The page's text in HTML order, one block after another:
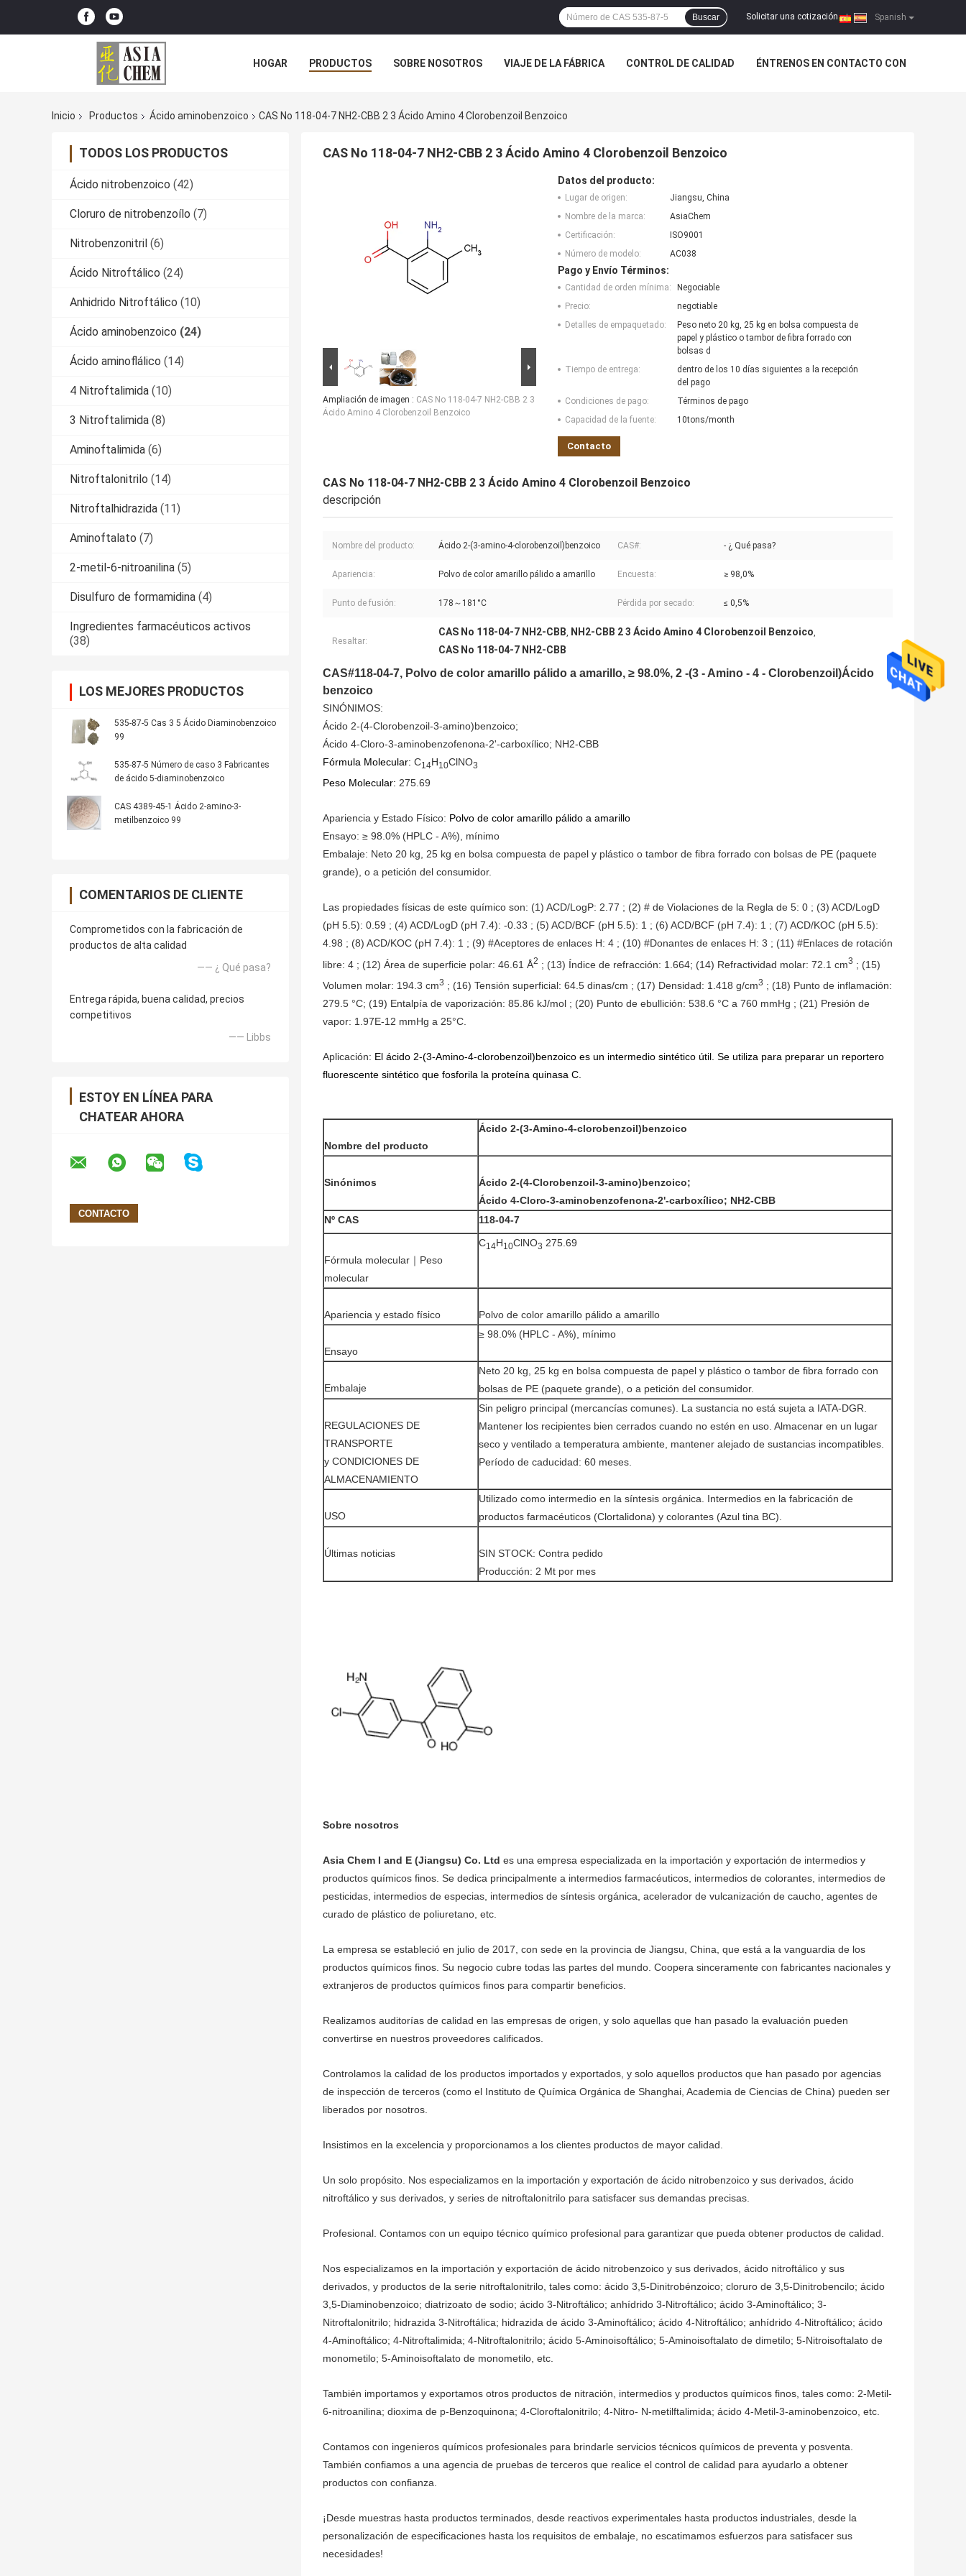
Spanish
Solicitar una cotización |
Buscar
HOGAR PRODUCTOS SOBRE NOSOTROS VIAJE DE LA FÁBRICA CONTROL DE CALIDAD ÉNTRENOS EN CONTACTO CON
Inicio
Productos Ácido aminobenzoico CAS No 118-04-7 NH2-CBB 2 3 Ácido Amino 4 Clorobenzoil Benzoico
TODOS LOS PRODUCTOS
Ácido nitrobenzoico (42)
Cloruro de nitrobenzoílo (7)
Nitrobenzonitril (6)
Ácido Nitroftálico (24)
Anhidrido Nitroftálico (10)
Ácido aminobenzoico (24)
Ácido aminoflálico (14)
4 Nitroftalimida (10)
3 Nitroftalimida (8)
Aminoftalimida (6)
Nitroftalonitrilo (14)
Nitroftalhidrazida (11)
Aminoftalato (7)
2-metil-6-nitroanilina (5)
Disulfuro de formamidina (4)
Ingredientes farmacéuticos activos
(38)
LOS MEJORES PRODUCTOS
535-87-5 Cas 3 5 Ácido Diaminobenzoico
99
535-87-5 Número de caso 3 Fabricantes
de ácido 5-diaminobenzoico
CAS 4389-45-1 Ácido 2-amino-3-
metilbenzoico 99
COMENTARIOS DE CLIENTE
Comprometidos con la fabricación de
productos de alta calidad
—— ¿ Qué pasa?
Entrega rápida, buena calidad, precios
competitivos
—— Libbs
ESTOY EN LÍNEA PARA
CHATEAR AHORA
CAS No 118-04-7 NH2-CBB 2 3 Ácido Amino 4 Clorobenzoil Benzoico
Ampliación de imagen : CAS No 118-04-7 NH2-CBB 2 3
Ácido Amino 4 Clorobenzoil Benzoico
Datos del producto:
Lugar de origen:
Jiangsu, China
Nombre de la marca:
AsiaChem
Certificación:
ISO9001
Número de modelo:
AC038
Pago y Envío Términos:
Cantidad de orden mínima:
Negociable
Precio:
negotiable
Detalles de empaquetado:
Peso neto 20 kg, 25 kg en bolsa compuesta de
papel y plástico o tambor de fibra forrado con
bolsas d
Tiempo de entrega:
dentro de los 10 días siguientes a la recepción
del pago
Condiciones de pago:
Términos de pago
Capacidad de la fuente:
10tons/month
Contacto
CAS No 118-04-7 NH2-CBB 2 3 Ácido Amino 4 Clorobenzoil Benzoico
descripción
Nombre del producto: Ácido 2-(3-amino-4-clorobenzoil)benzoico CAS#: - ¿ Qué pasa?
Apariencia: Polvo de color amarillo pálido a amarillo Encuesta: ≥ 98,0%
Punto de fusión: 178～181°C Pérdida por secado: ≤ 0,5%
Resaltar:
CAS No 118-04-7 NH2-CBB, NH2-CBB 2 3 Ácido Amino 4 Clorobenzoil Benzoico,
CAS No 118-04-7 NH2-CBB
CAS#118-04-7, Polvo de color amarillo pálido a amarillo, ≥ 98.0%, 2 -(3 - Amino - 4 - Clorobenzoil)Ácido
benzoico
SINÓNIMOS:
Ácido 2-(4-Clorobenzoil-3-amino)benzoico;
Ácido 4-Cloro-3-aminobenzofenona-2'-carboxílico; NH2-CBB
Fórmula Molecular: C14H10ClNO3
Peso Molecular: 275.69
Apariencia y Estado Físico: Polvo de color amarillo pálido a amarillo
Ensayo: ≥ 98.0% (HPLC - A%), mínimo
Embalaje: Neto 20 kg, 25 kg en bolsa compuesta de papel y plástico o tambor de fibra forrado con bolsas de PE (paquete
grande), o a petición del consumidor.
Las propiedades físicas de este químico son: (1) ACD/LogP: 2.77 ; (2) # de Violaciones de la Regla de 5: 0 ; (3) ACD/LogD
(pH 5.5): 0.59 ; (4) ACD/LogD (pH 7.4): -0.33 ; (5) ACD/BCF (pH 5.5): 1 ; (6) ACD/BCF (pH 7.4): 1 ; (7) ACD/KOC (pH 5.5):
4.98 ; (8) ACD/KOC (pH 7.4): 1 ; (9) #Aceptores de enlaces H: 4 ; (10) #Donantes de enlaces H: 3 ; (11) #Enlaces de rotación
libre: 4 ; (12) Área de superficie polar: 46.61 Å2 ; (13) Índice de refracción: 1.664; (14) Refractividad molar: 72.1 cm3 ; (15)
Volumen molar: 194.3 cm3 ; (16) Tensión superficial: 64.5 dinas/cm ; (17) Densidad: 1.418 g/cm3 ; (18) Punto de inflamación:
279.5 °C; (19) Entalpía de vaporización: 85.86 kJ/mol ; (20) Punto de ebullición: 538.6 °C a 760 mmHg ; (21) Presión de
vapor: 1.97E-12 mmHg a 25°C.
Aplicación: El ácido 2-(3-Amino-4-clorobenzoil)benzoico es un intermedio sintético útil. Se utiliza para preparar un reportero
fluorescente sintético que fosforila la proteína quinasa C.
Nombre del producto
Ácido 2-(3-Amino-4-clorobenzoil)benzoico
Sinónimos
Ácido 2-(4-Clorobenzoil-3-amino)benzoico;
Ácido 4-Cloro-3-aminobenzofenona-2'-carboxílico; NH2-CBB
Nº CAS
118-04-7
Fórmula molecular｜Peso
molecular
C14H10ClNO3 275.69
Apariencia y estado físico Polvo de color amarillo pálido a amarillo
Ensayo
≥ 98.0% (HPLC - A%), mínimo
Embalaje
Neto 20 kg, 25 kg en bolsa compuesta de papel y plástico o tambor de fibra forrado con
bolsas de PE (paquete grande), o a petición del consumidor.
REGULACIONES DE
TRANSPORTE
y CONDICIONES DE
ALMACENAMIENTO
Sin peligro principal (mercancías comunes). La sustancia no está sujeta a IATA-DGR.
Mantener los recipientes bien cerrados cuando no estén en uso. Almacenar en un lugar
seco y ventilado a temperatura ambiente, mantener alejado de sustancias incompatibles.
Período de caducidad: 60 meses.
USO
Utilizado como intermedio en la síntesis orgánica. Intermedios en la fabricación de
productos farmacéuticos (Clortalidona) y colorantes (Azul tina BC).
Últimas noticias
SIN STOCK: Contra pedido
Producción: 2 Mt por mes
Sobre nosotros
Asia Chem I and E (Jiangsu) Co. Ltd es una empresa especializada en la importación y exportación de intermedios y
productos químicos finos. Se dedica principalmente a intermedios farmacéuticos, intermedios de colorantes, intermedios de
pesticidas, intermedios de especias, intermedios de síntesis orgánica, acelerador de vulcanización de caucho, agentes de
curado de plástico de poliuretano, etc.
La empresa se estableció en julio de 2017, con sede en la provincia de Jiangsu, China, que está a la vanguardia de los
productos químicos finos. Su negocio cubre todas las partes del mundo. Coopera sinceramente con fabricantes nacionales y
extranjeros de productos químicos finos para compartir beneficios.
Realizamos auditorías de calidad en las empresas de origen, y solo aquellas que han pasado la evaluación pueden
convertirse en nuestros proveedores calificados.
Controlamos la calidad de los productos importados y exportados, y solo aquellos productos que han pasado por agencias
de inspección de terceros (como el Instituto de Química Orgánica de Shanghai, Academia de Ciencias de China) pueden ser
liberados por nosotros.
Insistimos en la excelencia y proporcionamos a los clientes productos de mayor calidad.
Un solo propósito. Nos especializamos en la importación y exportación de ácido nitrobenzoico y sus derivados, ácido
nitroftálico y sus derivados, y series de nitroftalonitrilo para satisfacer sus demandas precisas.
Profesional. Contamos con un equipo técnico químico profesional para garantizar que pueda obtener productos de calidad.
Nos especializamos en la importación y exportación de ácido nitrobenzoico y sus derivados, ácido nitroftálico y sus
derivados, y productos de la serie nitroftalonitrilo, tales como: ácido 3,5-Dinitrobénzoico; cloruro de 3,5-Dinitrobencilo; ácido
3,5-Diaminobenzoico; diatrizoato de sodio; ácido 3-Nitroftálico; anhídrido 3-Nitroftálico; ácido 3-Aminoftálico; 3-
Nitroftalonitrilo; hidrazida 3-Nitroftálica; hidrazida de ácido 3-Aminoftálico; ácido 4-Nitroftálico; anhídrido 4-Nitroftálico; ácido
4-Aminoftálico; 4-Nitroftalimida; 4-Nitroftalonitrilo; ácido 5-Aminoisoftálico; 5-Aminoisoftalato de dimetilo; 5-Nitroisoftalato de
monometilo; 5-Aminoisoftalato de monometilo, etc.
También importamos y exportamos otros productos de nitración, intermedios y productos químicos finos, tales como: 2-Metil-
6-nitroanilina; dioxima de p-Benzoquinona; 4-Cloroftalonitrilo; 4-Nitro- N-metilftalimida; ácido 4-Metil-3-aminobenzoico, etc.
Contamos con ingenieros químicos profesionales para brindarle servicios técnicos químicos de preventa y posventa.
También confiamos a una agencia de pruebas de terceros que realice el control de calidad para ayudarlo a obtener
productos con confianza.
¡Desde muestras hasta productos terminados, desde reactivos experimentales hasta productos industriales, desde la
personalización de especificaciones hasta los requisitos de embalaje, no escatimamos esfuerzos para satisfacer sus
necesidades!